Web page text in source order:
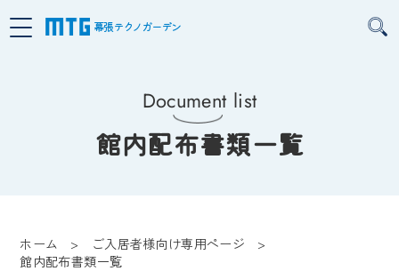
幕張テクノガーデン
Document list
館内配布書類一覧
ホーム
ご入居者様向け専用ページ
館内配布書類一覧